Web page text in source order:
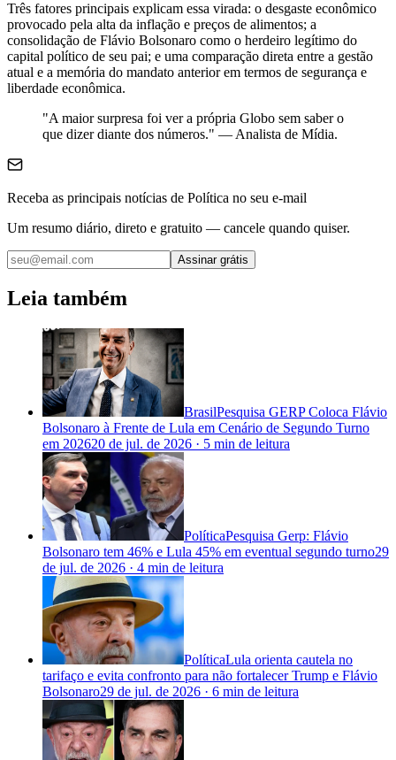
Três fatores principais explicam essa virada: o desgaste econômico
provocado pela alta da inflação e preços de alimentos; a
consolidação de Flávio Bolsonaro como o herdeiro legítimo do
capital político de seu pai; e uma comparação direta entre a gestão
atual e a memória do mandato anterior em termos de segurança e
liberdade econômica.
"A maior surpresa foi ver a própria Globo sem saber o
que dizer diante dos números." — Analista de Mídia.
Receba as principais notícias de Política no seu e-mail
Um resumo diário, direto e gratuito — cancele quando quiser.
Assinar grátis
Leia também
BrasilPesquisa GERP Coloca Flávio
Bolsonaro à Frente de Lula em Cenário de Segundo Turno
em 202620 de jul. de 2026 · 5 min de leitura
PolíticaPesquisa Gerp: Flávio
Bolsonaro tem 46% e Lula 45% em eventual segundo turno29
de jul. de 2026 · 4 min de leitura
PolíticaLula orienta cautela no
tarifaço e evita confronto para não fortalecer Trump e Flávio
Bolsonaro29 de jul. de 2026 · 6 min de leitura